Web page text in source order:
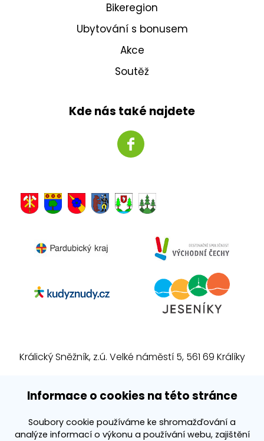
Informace o cookies na této stránce
Soubory cookie používáme ke shromažďování a
analýze informací o výkonu a používání webu, zajištění
Bikeregion
Ubytování s bonusem
Akce
Soutěž
Kde nás také najdete
Králický Sněžník, z.ú. Velké náměstí 5, 561 69 Králíky
E-mail:info@kralickysneznik.net